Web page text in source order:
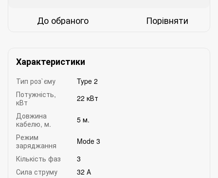
До обраного Порівняти
Характеристики
Тип роз`єму
Type 2
Потужність,
кВт
22 кВт
Довжина
кабелю, м.
5 м.
Режим
заряджання
Mode 3
Кількість фаз
3
Сила струму
32 А